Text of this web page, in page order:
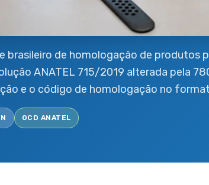
brasileiro de homologação de produtos
ANATEL 715/2019 alterada pela
e o código de homologação no
OCD ANATEL